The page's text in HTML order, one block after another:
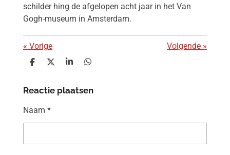
schilder hing de afgelopen acht jaar in het Van
Gogh-museum in Amsterdam.
« Vorige Volgende »
D
e
D
l
S
r
D
e
Reactie plaatsen
Naam *